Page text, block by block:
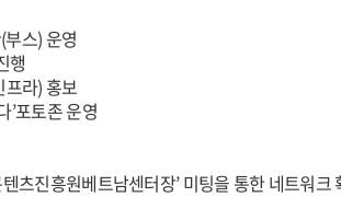
스) 운영
행
라) 홍보
’포토존 운영
텐츠진흥원베트남센터장’ 미팅을 통한 네트워크